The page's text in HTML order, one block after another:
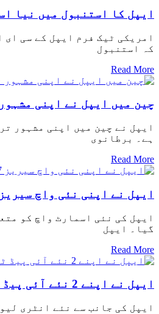
ایپل کا استنبول میں نیا
امریکی ٹیک فرم ایپل کے سی
کہ استنبول
Read More
چین میں ایپل نے اپنی
ایپل نے چین میں اپنی مشہور
ہے۔ برطانوی
Read More
ایپل نے اپنی نئی واچ سیریز 7 متعارف کروا دی
گیا۔ ایپل
Read More
ایپل نے اپنے 2 نئے آئی پیڈ ٹیبلیٹس متعارف کروادیے